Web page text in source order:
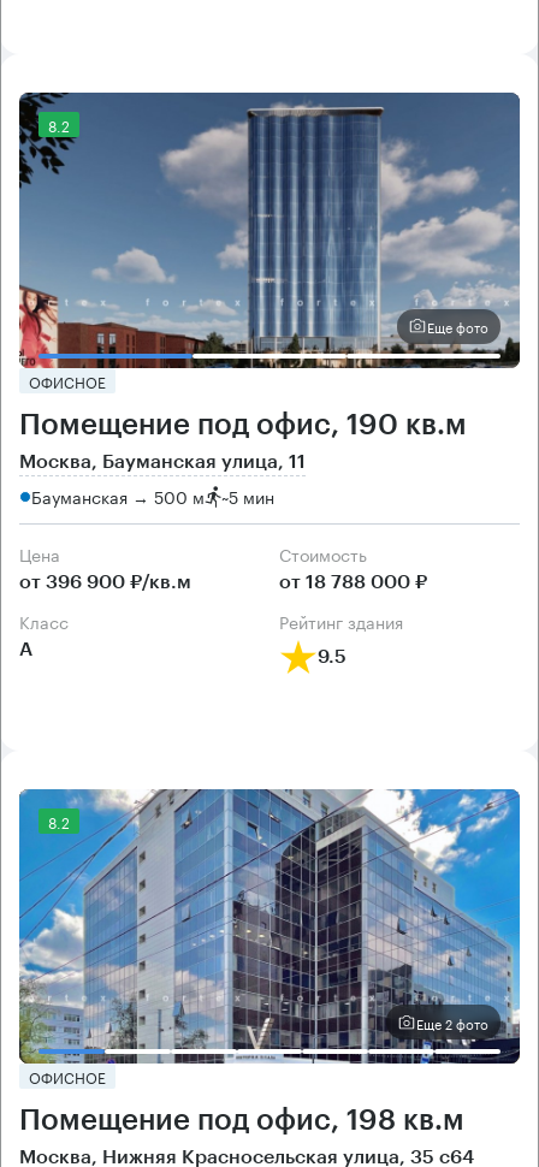
8.2
Еще фото
ОФИСНОЕ
Помещение под офис, 190 кв.м
Москва, Бауманская улица, 11
Бауманская → 500 м ~5 мин
Цена
от 396 900 ₽/кв.м
Cтоимость
от 18 788 000 ₽
класс
А
рейтинг здания
9.5
8.2
Еще 2 фото
ОФИСНОЕ
Помещение под офис, 198 кв.м
Москва, Нижняя Красносельская улица, 35 с64